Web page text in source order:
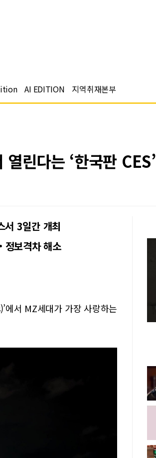
AI EDITION 지역취재본부
린다는 ‘한국판 CES’
서 3일간 개최
보격차 해소
에서 MZ세대가 가장 사랑하는